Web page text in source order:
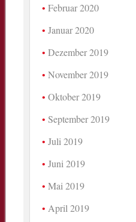
Februar 2020
Januar 2020
Dezember 2019
November 2019
Oktober 2019
September 2019
Juli 2019
Juni 2019
Mai 2019
April 2019